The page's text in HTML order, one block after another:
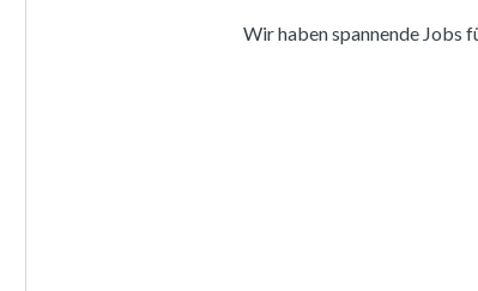
Wir haben spannende Jobs